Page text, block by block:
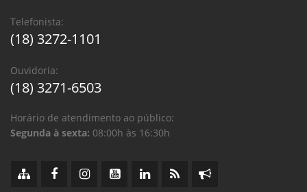
Telefonista:
(18) 3272-1101
Ouvidoria:
(18) 3271-6503
Horário de atendimento ao público:
Segunda à sexta: 08:00h às 16:30h